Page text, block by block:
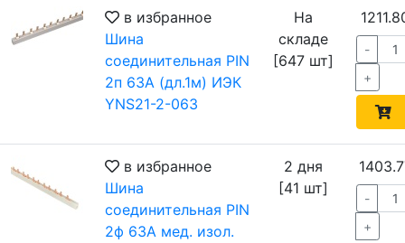
в избранное
Шина
соединительная PIN
2п 63А (дл.1м) ИЭК
YNS21-2-063
На
складе
[647 шт]
-
+
в избранное
Шина
соединительная PIN
2ф 63А мед. изол.
2 дня
[41 шт]
-
+